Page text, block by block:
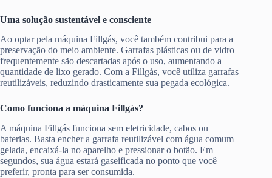
Uma solução sustentável e consciente
Ao optar pela máquina Fillgás, você também contribui para a
preservação do meio ambiente. Garrafas plásticas ou de vidro
frequentemente são descartadas após o uso, aumentando a
quantidade de lixo gerado. Com a Fillgás, você utiliza garrafas
reutilizáveis, reduzindo drasticamente sua pegada ecológica.
Como funciona a máquina Fillgás?
A máquina Fillgás funciona sem eletricidade, cabos ou
baterias. Basta encher a garrafa reutilizável com água comum
gelada, encaixá-la no aparelho e pressionar o botão. Em
segundos, sua água estará gaseificada no ponto que você
preferir, pronta para ser consumida.